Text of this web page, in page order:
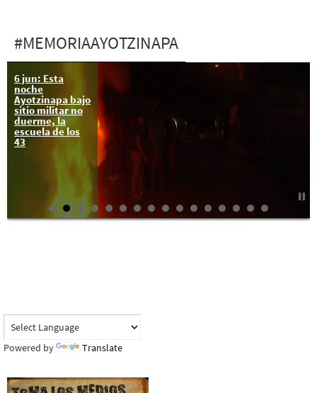
#MEMORIAAYOTZINAPA
6 jun: Esta
noche
Ayotzinapa bajo
sitio militar no
duerme, la
escuela de los
43
Powered by Translate